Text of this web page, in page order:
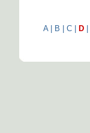
A| B C D